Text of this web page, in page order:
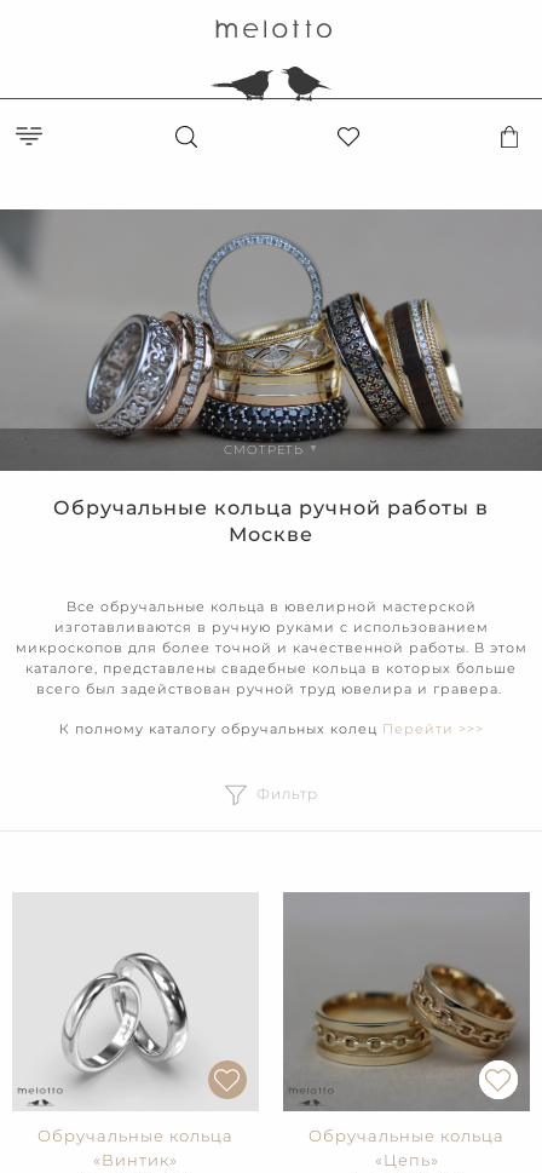
СМОТРЕТЬ ▼
Обручальные кольца ручной работы в
Москве
Все обручальные кольца в ювелирной мастерской
изготавливаются в ручную руками с использованием
микроскопов для более точной и качественной работы. В этом
каталоге, представлены свадебные кольца в которых больше
всего был задействован ручной труд ювелира и гравера.
К полному каталогу обручальных колец Перейти >>>
Фильтр
Обручальные кольца
«Винтик»
Обручальные кольца
«Цепь»